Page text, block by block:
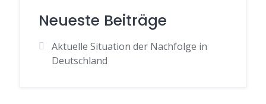
Neueste Beiträge
Aktuelle Situation der Nachfolge in
Deutschland